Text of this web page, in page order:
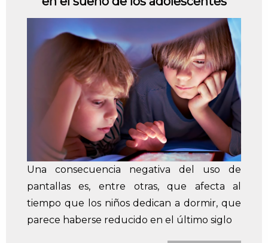
Una consecuencia negativa del uso de
pantallas es, entre otras, que afecta al
tiempo que los niños dedican a dormir, que
parece haberse reducido en el último siglo